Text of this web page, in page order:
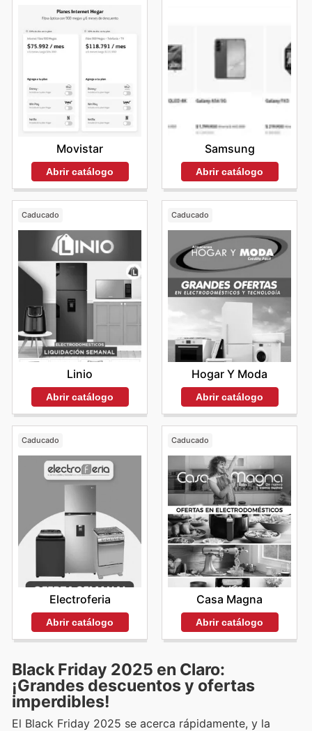
Movistar
Abrir catálogo
Samsung
Abrir catálogo
Caducado
Linio
Abrir catálogo
Caducado
Hogar Y Moda
Abrir catálogo
Caducado
Electroferia
Abrir catálogo
Caducado
Casa Magna
Abrir catálogo
Black Friday 2025 en Claro:
¡Grandes descuentos y ofertas
imperdibles!
El Black Friday 2025 se acerca rápidamente, y la